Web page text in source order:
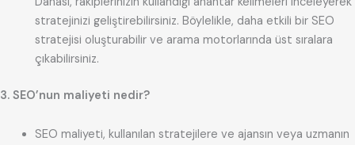
stratejinizi geliştirebilirsiniz. Böylelikle, daha etkili bir SEO
stratejisi oluşturabilir ve arama motorlarında üst sıralara
çıkabilirsiniz.
3. SEO’nun maliyeti nedir?
SEO maliyeti, kullanılan stratejilere ve ajansın veya uzmanın